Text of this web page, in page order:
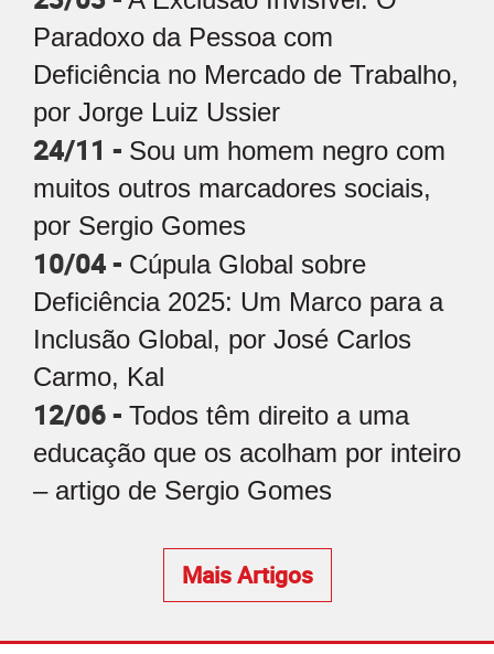
Paradoxo da Pessoa com
Deficiência no Mercado de Trabalho,
por Jorge Luiz Ussier
24/11 - Sou um homem negro com
muitos outros marcadores sociais,
por Sergio Gomes
10/04 - Cúpula Global sobre
Deficiência 2025: Um Marco para a
Inclusão Global, por José Carlos
Carmo, Kal
12/06 - Todos têm direito a uma
educação que os acolham por inteiro
– artigo de Sergio Gomes
Mais Artigos